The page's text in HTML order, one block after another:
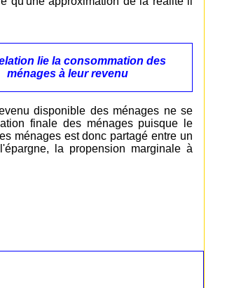
lie la consommation des
ménages à leur revenu
disponible des ménages ne se
finale des ménages puisque le
ménages est donc partagé entre un
la propension marginale à